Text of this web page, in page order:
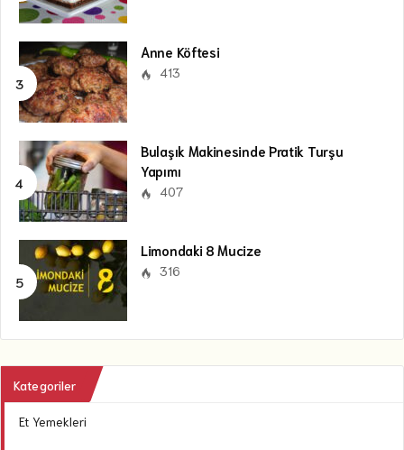
Anne Köftesi
413
Bulaşık Makinesinde Pratik Turşu
Yapımı
407
Limondaki 8 Mucize
316
Kategoriler
Et Yemekleri